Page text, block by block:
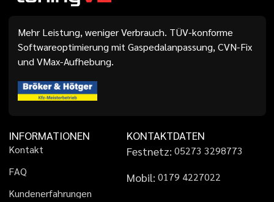
Mehr Leistung, weniger Verbrauch. TÜV-konforme
Softwareoptimierung mit Gaspedalanpassung, CVN-Fix
und VMax-Aufhebung.
INFORMATIONEN
Kontakt
FAQ
Kundenerfahrungen
KONTAKTDATEN
Festnetz: 05273 3298773
Mobil: 01 79 4227022